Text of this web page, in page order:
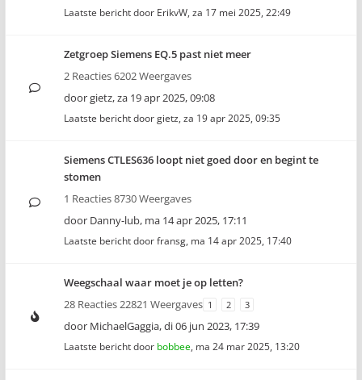
Laatste bericht door ErikvW, za 17 mei 2025, 22:49
Zetgroep Siemens EQ.5 past niet meer
2 Reacties 6202 Weergaves
doorgietz,za 19 apr 2025, 09:08
Laatste bericht doorgietz, za 19 apr 2025, 09:35
Siemens CTLES636 loopt niet goed door en begint te
stomen
1 Reacties 8730 Weergaves
door Danny-lub, ma 14 apr 2025, 17:11
Laatste bericht doorfransg, ma 14 apr 2025, 17:40
Weegschaal waar moet je op letten?
28 Reacties 22821 Weergaves 1 2 3
door MichaelGaggia,di 06 jun 2023, 17:39
Laatste bericht door bobbee, ma 24 mar 2025, 13:20